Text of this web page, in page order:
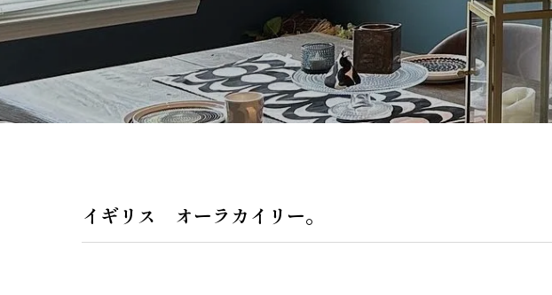
ペンダントライト
門灯
Orla Kiely Lamps
イギリス オーラカイリー。